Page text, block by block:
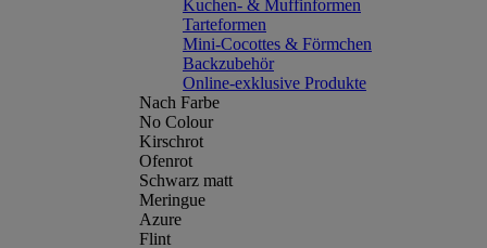
Kuchen- & Muffinformen
Tarteformen
Mini-Cocottes & Förmchen
Backzubehör
Online-exklusive Produkte
Nach Farbe
No Colour
Kirschrot
Ofenrot
Schwarz matt
Meringue
Azure
Flint